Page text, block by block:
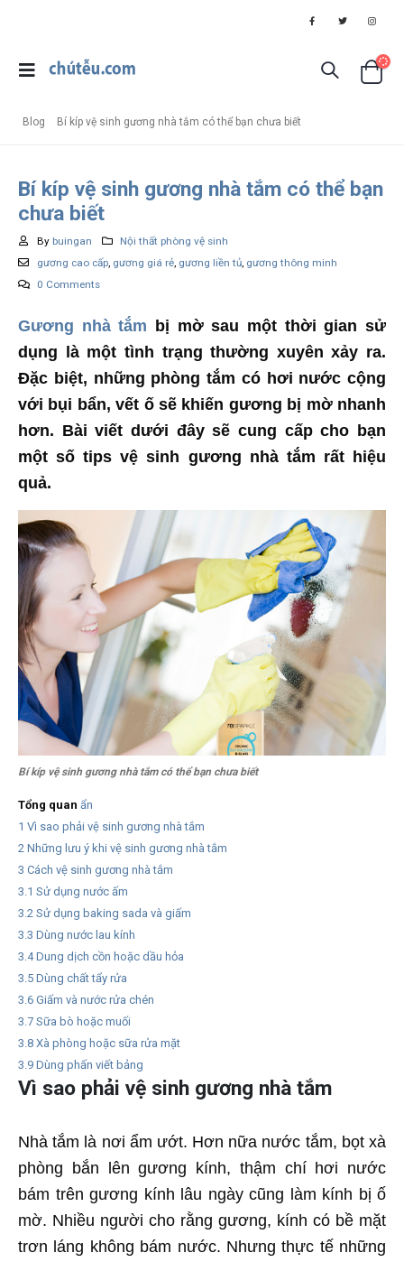
Blog Bí kíp vệ sinh gương nhà tắm có thể bạn chưa biết
Bí kíp vệ sinh gương nhà tắm có thể bạn
chưa biết
By buingan
Nội thất phòng vệ sinh
gương cao cấp, gương giá rẻ, gương liền tủ, gương thông minh
0 Comments
Gương nhà tắm bị mờ sau một thời gian sử
dụng là một tình trạng thường xuyên xảy ra.
Đặc biệt, những phòng tắm có hơi nước cộng
với bụi bẩn, vết ố sẽ khiến gương bị mờ nhanh
hơn. Bài viết dưới đây sẽ cung cấp cho bạn
một số tips vệ sinh gương nhà tắm rất hiệu
quả.
Bí kíp vệ sinh gương nhà tắm có thể bạn chưa biết
Tổng quan ẩn
1 Vì sao phải vệ sinh gương nhà tắm
2 Những lưu ý khi vệ sinh gương nhà tắm
3 Cách vệ sinh gương nhà tắm
3.1 Sử dụng nước ấm
3.2 Sử dụng baking sada và giấm
3.3 Dùng nước lau kính
3.4 Dung dịch cồn hoặc dầu hỏa
3.5 Dùng chất tẩy rửa
3.6 Giấm và nước rửa chén
3.7 Sữa bò hoặc muối
3.8 Xà phòng hoặc sữa rửa mặt
3.9 Dùng phấn viết bảng
Vì sao phải vệ sinh gương nhà tắm
Nhà tắm là nơi ẩm ướt. Hơn nữa nước tắm, bọt xà
phòng bắn lên gương kính, thậm chí hơi nước
bám trên gương kính lâu ngày cũng làm kính bị ố
mờ. Nhiều người cho rằng gương, kính có bề mặt
trơn láng không bám nước. Nhưng thực tế những